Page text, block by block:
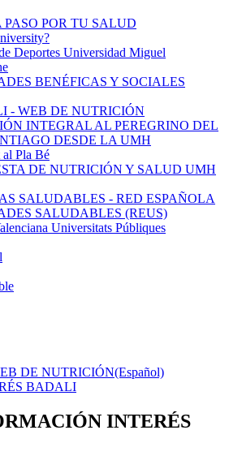
PASO POR TU SALUD
Deportes Universidad Miguel
BENÉFICAS Y SOCIALES
- WEB DE NUTRICIÓN
INTEGRAL AL PEREGRINO DEL
DESDE LA UMH
Pla Bé
DE NUTRICIÓN Y SALUD UMH
SALUDABLES - RED ESPAÑOLA
SALUDABLES (REUS)
Universitats Públiques
DE NUTRICIÓN(Español)
BADALI
INTERÉS